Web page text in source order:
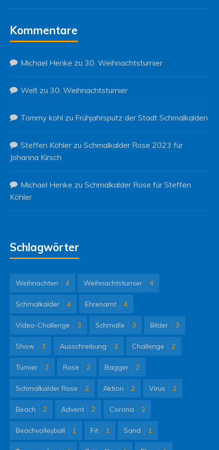
Kommentare
Michael Henke zu 30. Weihnachtsturnier
Welt zu 30. Weihnachtsturnier
Tommy kohl zu Frühjahrsputz der Stadt Schmalkalden
Steffen Köhlerzu Schmalkalder Rose 2023 für
Johanna Kirsch
Michael Henke zu Schmalkalder Rose für Steffen
Köhler
Schlagwörter
Weihnachten 4 Weihnachtsturnier 4
Schmalkalder 4 Ehrenamt 4
Video-Challenge 3 Schmalle 3 Bilder 3
Show 3 Ausschreibung 3 Challenge 2
Turnier 2 Rose 2 Bagger 2
Schmalkalder Rose 2 Aktion 2 Virus 2
Beach 2 Advent 2 Corona 2
Beachvolleyball 1 Fit 1 Sand 1